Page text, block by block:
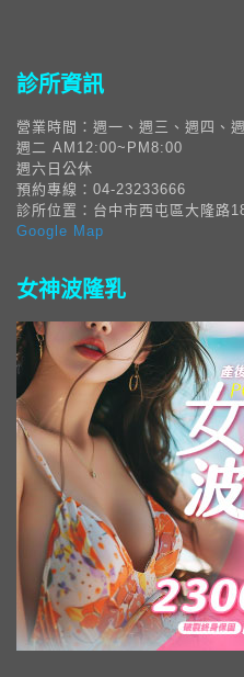
診所資訊
營業時間：週一、週三、週四、
週二 AM12:00~PM8:00
週六日公休
預約專線：04-23233666
診所位置：台中市西屯區大隆路
Google Map
女神波隆乳